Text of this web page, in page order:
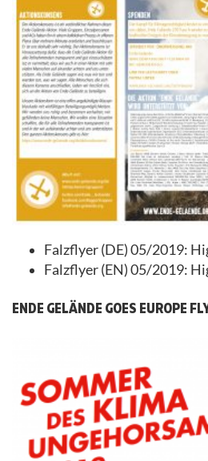
Falzflyer (DE) 05/2019:
Falzflyer (EN) 05/2019:
ENDE GELÄNDE GOES EUROPE